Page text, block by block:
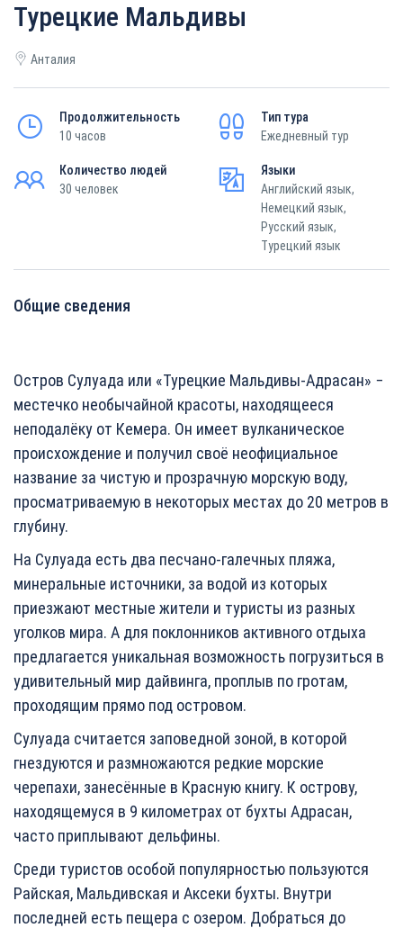
Турецкие Мальдивы
Анталия
Продолжительность
10 часов
Тип тура
Ежедневный тур
Количество людей
30 человек
Языки
Английский язык,
Немецкий язык,
Русский язык,
Турецкий язык
Общие сведения
Остров Сулуада или «Турецкие Мальдивы-Адрасан» −
местечко необычайной красоты, находящееся
неподалёку от Кемера. Он имеет вулканическое
происхождение и получил своё неофициальное
название за чистую и прозрачную морскую воду,
просматриваемую в некоторых местах до 20 метров в
глубину.
На Сулуада есть два песчано-галечных пляжа,
минеральные источники, за водой из которых
приезжают местные жители и туристы из разных
уголков мира. А для поклонников активного отдыха
предлагается уникальная возможность погрузиться в
удивительный мир дайвинга, проплыв по гротам,
проходящим прямо под островом.
Сулуада считается заповедной зоной, в которой
гнездуются и размножаются редкие морские
черепахи, занесённые в Красную книгу. К острову,
находящемуся в 9 километрах от бухты Адрасан,
часто приплывают дельфины.
Среди туристов особой популярностью пользуются
Райская, Мальдивская и Аксеки бухты. Внутри
последней есть пещера с озером. Добраться до